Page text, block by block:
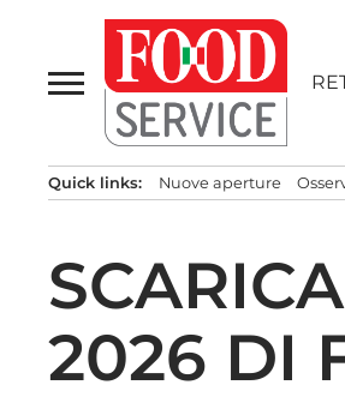
contenuto
Quick links: Nuove aperture
2026 DI